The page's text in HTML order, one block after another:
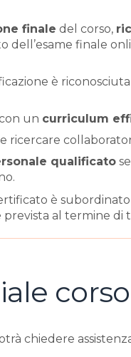
finale del corso,
dell’esame finale
è
un curriculum
ricercare
qualificato
è
prevista al termine di
corso
chiedere